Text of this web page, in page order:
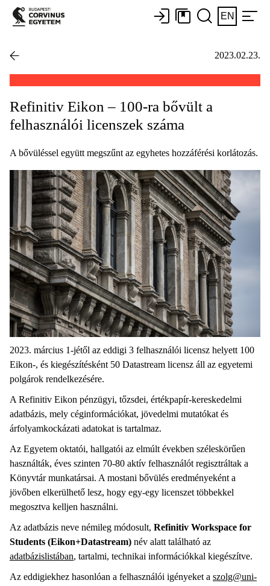
EN
2023.02.23.
Refinitiv Eikon – 100-ra bővült a
felhasználói licenszek száma
A bővüléssel együtt megszűnt az egyhetes hozzáférési korlátozás.
2023. március 1-jétől az eddigi 3 felhasználói licensz helyett 100
Eikon-, és kiegészítésként 50 Datastream licensz áll az egyetemi
polgárok rendelkezésére.
A Refinitiv Eikon pénzügyi, tőzsdei, értékpapír-kereskedelmi
adatbázis, mely céginformációkat, jövedelmi mutatókat és
árfolyamkockázati adatokat is tartalmaz.
Az Egyetem oktatói, hallgatói az elmúlt években széleskörűen
használták, éves szinten 70-80 aktív felhasználót regisztráltak a
Könyvtár munkatársai. A mostani bővülés eredményeként a
jövőben elkerülhető lesz, hogy egy-egy licenszet többekkel
megosztva kelljen használni.
Az adatbázis neve némileg módosult, Refinitiv Workspace for
Students (Eikon+Datastream) név alatt található az
adatbázislistában, tartalmi, technikai információkkal kiegészítve.
Az eddigiekhez hasonlóan a felhasználói igényeket a szolg@uni-